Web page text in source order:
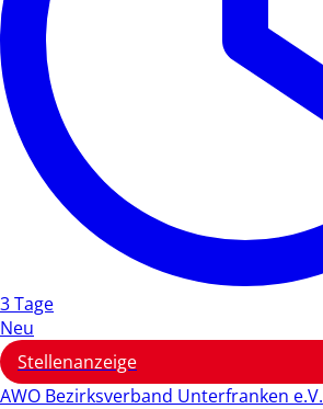
3 Tage
Neu
Stellenanzeige
AWO Bezirksverband Unterfranken e.V.